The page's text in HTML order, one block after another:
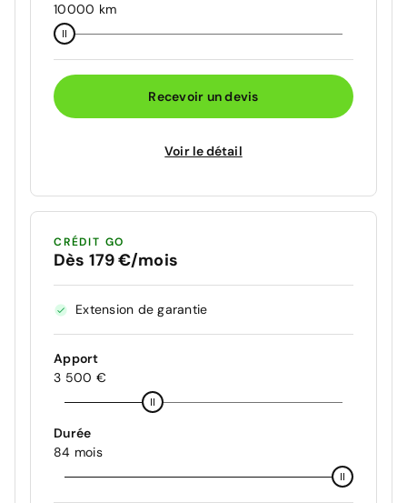
10000 km
Recevoir un devis
Voir le détail
CRÉDIT GO
Dès 179 €/mois
Extension de garantie
Apport
3 500 €
Durée
84 mois